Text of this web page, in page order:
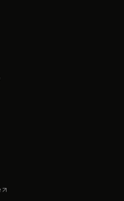
opens in a new tab